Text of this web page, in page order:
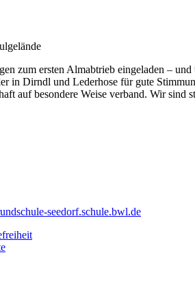
zum ersten Almabtrieb eingeladen –
in Dirndl und Lederhose für gute
auf besondere Weise verband. Wir sind
seedorf.schule.bwl.de